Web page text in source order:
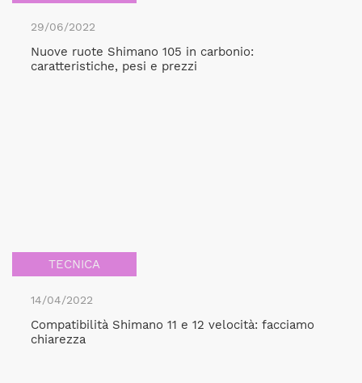
29/06/2022
Nuove ruote Shimano 105 in carbonio:
caratteristiche, pesi e prezzi
TECNICA
14/04/2022
Compatibilità Shimano 11 e 12 velocità: facciamo
chiarezza